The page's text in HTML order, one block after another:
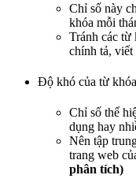
Chỉ số này
khóa mỗi
Tránh các từ
chính tả,
Độ khó của từ
Chỉ số thể
dụng hay
Nên tập
trang web
phân tích)